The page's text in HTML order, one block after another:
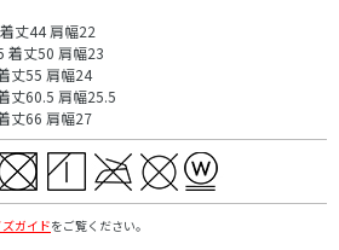
丈44 肩幅22
着丈50 肩幅23
丈55 肩幅24
丈60.5 肩幅25.5
丈66 肩幅27
ガイドをご覧ください。